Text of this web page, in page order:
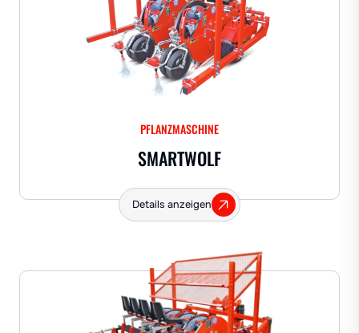
PFLANZMASCHINE
SMARTWOLF
Details anzeigen